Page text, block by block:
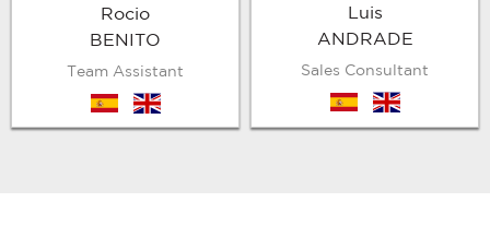
Rocio
BENITO
Team Assistant
es en
Luis
ANDRADE
Sales Consultant
es en